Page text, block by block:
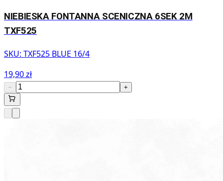
NIEBIESKA FONTANNA SCENICZNA 6SEK 2M
TXF525
SKU: TXF525 BLUE 16/4
19,90 zł
− +